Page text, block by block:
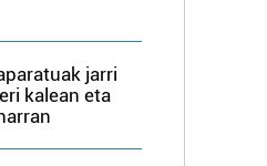
jarri
kalean eta